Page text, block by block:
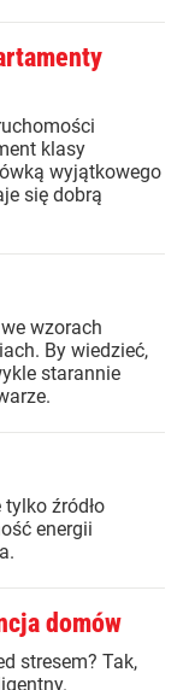
klasy
wyjątkowego
się dobrą
wzorach
By wiedzieć,
starannie
źródło
energii
domów
stresem? Tak,